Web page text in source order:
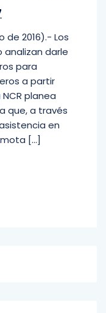
de 2016).- Los
analizan darle
para
a partir
planea
que, a través
en
[…]